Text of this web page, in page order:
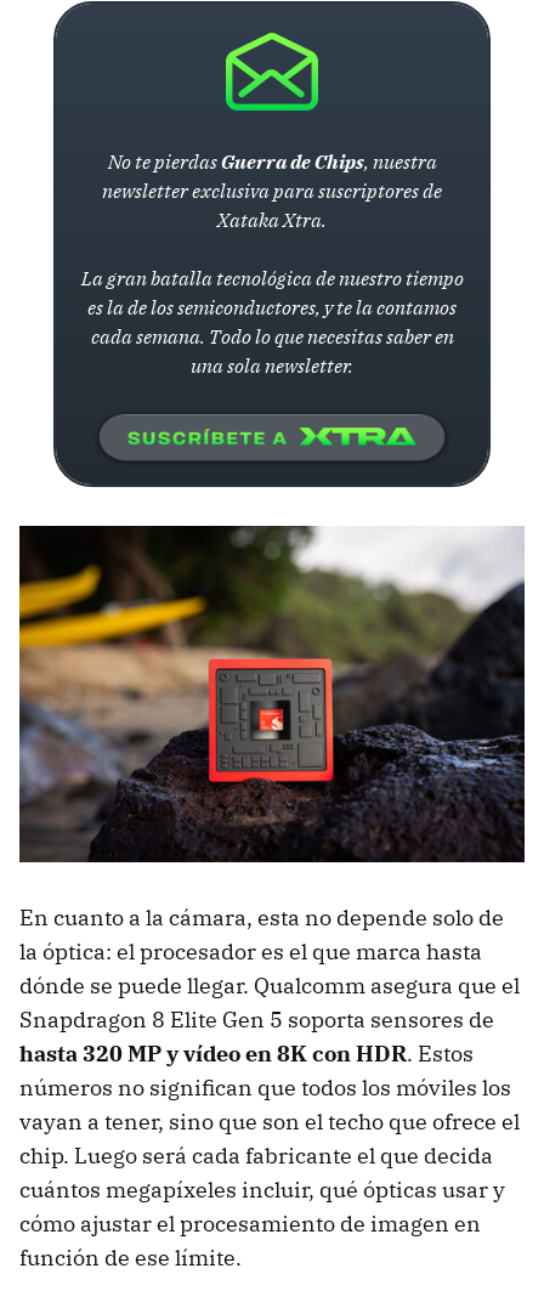
No te pierdasGuerra de Chips, nuestra
newsletter exclusiva para suscriptores de
Xataka Xtra.
La gran batalla tecnológica de nuestro tiempo
es la de los semiconductores, y te la contamos
cada semana. Todo lo que necesitas saber en
una sola newsletter.
En cuanto a la cámara, esta no depende solo de
la óptica: el procesador es el que marca hasta
dónde se puede llegar. Qualcomm asegura que el
Snapdragon 8 Elite Gen 5 soporta sensores de
hasta 320 MP y vídeo en 8K con HDR. Estos
números no significan que todos los móviles los
vayan a tener, sino que son el techo que ofrece el
chip. Luego será cada fabricante el que decida
cuántos megapíxeles incluir, qué ópticas usar y
cómo ajustar el procesamiento de imagen en
función de ese límite.